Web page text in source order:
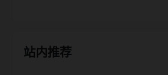
站内推荐